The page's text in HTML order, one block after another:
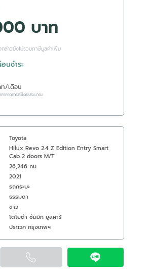
บาท
ล่าวยังไม่รวมภาษีมูลค่าเพิ่ม
นชำระ
ท/เดือน
คาคาดการณ์โดยประมาณ
Toyota
Hilux Revo 2.4 Z Edition Entry Smart
Cab 2 doors M/T
26,246 กม.
2021
รถกระบะ
ธรรมดา
ขาว
โตโยต้า ซัมมิท ยูสคาร์
ประเวศ กรุงเทพฯ